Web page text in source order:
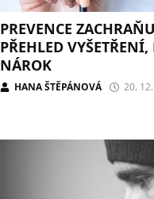
PREVENCE
PŘEHLED
NÁROK
HANA ŠTĚPÁNOVÁ 20.